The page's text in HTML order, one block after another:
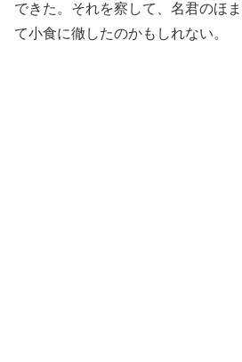
できた。それを察して、名君のほ
て小食に徹したのかもしれない。